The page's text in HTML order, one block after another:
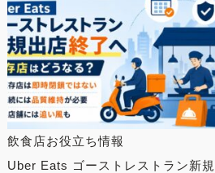
飲食店お役立ち情報
Uber Eats ゴーストレストラン新